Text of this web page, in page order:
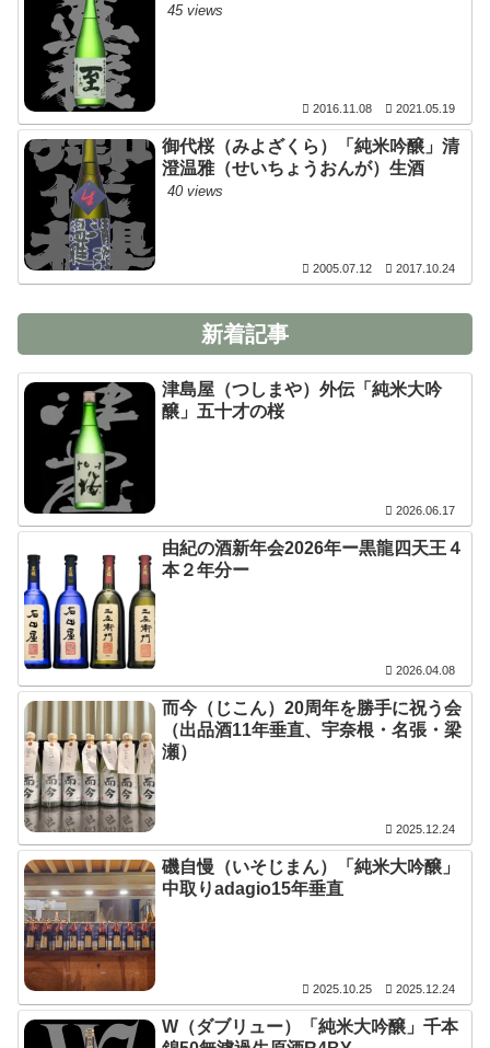
45 views
2016.11.08 2021.05.19
御代桜（みよざくら）「純米吟醸」清
澄温雅（せいちょうおんが）生酒
40 views
2005.07.12 2017.10.24
新着記事
津島屋（つしまや）外伝「純米大吟
醸」五十才の桜
2026.06.17
由紀の酒新年会2026年ー黒龍四天王４
本２年分ー
2026.04.08
而今（じこん）20周年を勝手に祝う会
（出品酒11年垂直、宇奈根・名張・梁
瀬）
2025.12.24
磯自慢（いそじまん）「純米大吟醸」
中取りadagio15年垂直
2025.10.25 2025.12.24
W（ダブリュー）「純米大吟醸」千本